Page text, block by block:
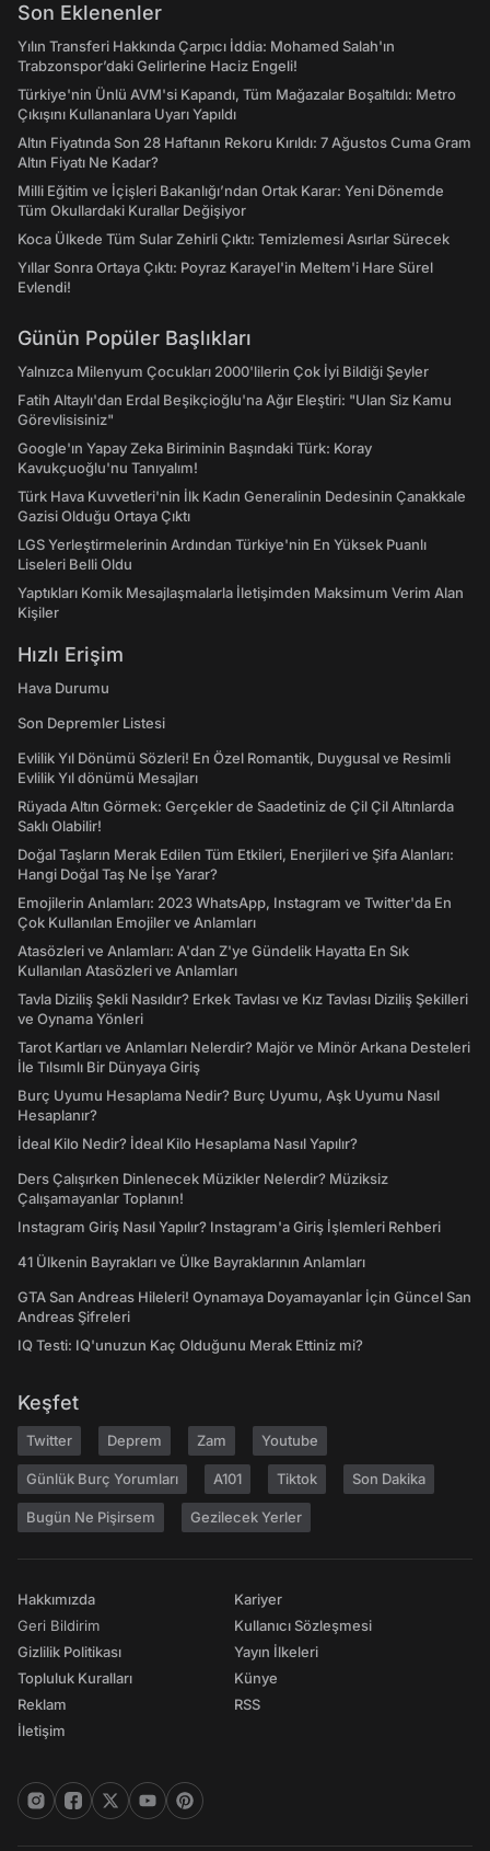
Son Eklenenler
Yılın Transferi Hakkında Çarpıcı İddia: Mohamed Salah'ın
Trabzonspor’daki Gelirlerine Haciz Engeli!
Türkiye'nin Ünlü AVM'si Kapandı, Tüm Mağazalar Boşaltıldı: Metro
Çıkışını Kullananlara Uyarı Yapıldı
Altın Fiyatında Son 28 Haftanın Rekoru Kırıldı: 7 Ağustos Cuma Gram
Altın Fiyatı Ne Kadar?
Milli Eğitim ve İçişleri Bakanlığı’ndan Ortak Karar: Yeni Dönemde
Tüm Okullardaki Kurallar Değişiyor
Koca Ülkede Tüm Sular Zehirli Çıktı: Temizlemesi Asırlar Sürecek
Yıllar Sonra Ortaya Çıktı: Poyraz Karayel'in Meltem'i Hare Sürel
Evlendi!
Günün Popüler Başlıkları
Yalnızca Milenyum Çocukları 2000'lilerin Çok İyi Bildiği Şeyler
Fatih Altaylı'dan Erdal Beşikçioğlu'na Ağır Eleştiri: "Ulan Siz Kamu
Görevlisisiniz"
Google'ın Yapay Zeka Biriminin Başındaki Türk: Koray
Kavukçuoğlu'nu Tanıyalım!
Türk Hava Kuvvetleri'nin İlk Kadın Generalinin Dedesinin Çanakkale
Gazisi Olduğu Ortaya Çıktı
LGS Yerleştirmelerinin Ardından Türkiye'nin En Yüksek Puanlı
Liseleri Belli Oldu
Yaptıkları Komik Mesajlaşmalarla İletişimden Maksimum Verim Alan
Kişiler
Hızlı Erişim
Hava Durumu
Son Depremler Listesi
Evlilik Yıl Dönümü Sözleri! En Özel Romantik, Duygusal ve Resimli
Evlilik Yıl dönümü Mesajları
Rüyada Altın Görmek: Gerçekler de Saadetiniz de Çil Çil Altınlarda
Saklı Olabilir!
Doğal Taşların Merak Edilen Tüm Etkileri, Enerjileri ve Şifa Alanları:
Hangi Doğal Taş Ne İşe Yarar?
Emojilerin Anlamları: 2023 WhatsApp, Instagram ve Twitter'da En
Çok Kullanılan Emojiler ve Anlamları
Atasözleri ve Anlamları: A'dan Z'ye Gündelik Hayatta En Sık
Kullanılan Atasözleri ve Anlamları
Tavla Diziliş Şekli Nasıldır? Erkek Tavlası ve Kız Tavlası Diziliş Şekilleri
ve Oynama Yönleri
Tarot Kartları ve Anlamları Nelerdir? Majör ve Minör Arkana Desteleri
İle Tılsımlı Bir Dünyaya Giriş
Burç Uyumu Hesaplama Nedir? Burç Uyumu, Aşk Uyumu Nasıl
Hesaplanır?
İdeal Kilo Nedir? İdeal Kilo Hesaplama Nasıl Yapılır?
Ders Çalışırken Dinlenecek Müzikler Nelerdir? Müziksiz
Çalışamayanlar Toplanın!
Instagram Giriş Nasıl Yapılır? Instagram'a Giriş İşlemleri Rehberi
41 Ülkenin Bayrakları ve Ülke Bayraklarının Anlamları
GTA San Andreas Hileleri! Oynamaya Doyamayanlar İçin Güncel San
Andreas Şifreleri
IQ Testi: IQ'unuzun Kaç Olduğunu Merak Ettiniz mi?
Keşfet
Twitter Deprem Zam Youtube
Günlük Burç Yorumları A101 Tiktok Son Dakika
Bugün Ne Pişirsem Gezilecek Yerler
Hakkımızda
Geri Bildirim
Gizlilik Politikası
Topluluk Kuralları
Reklam
İletişim
Kariyer
Kullanıcı Sözleşmesi
Yayın İlkeleri
Künye
RSS